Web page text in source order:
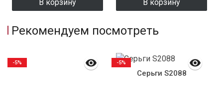
В корзину В корзину
Рекомендуем посмотреть
-5%
Серьги S2088
-5%